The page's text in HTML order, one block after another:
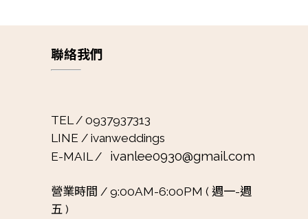
聯絡我們
TEL / 0937937313
LINE / ivanweddings
E-MAIL / ivanlee0930@gmail.com
營業時間 / 9:00AM-6:00PM ( 週一-週
五 )